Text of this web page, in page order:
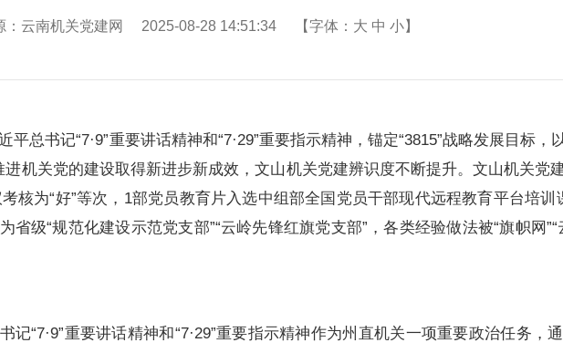
：云南机关党建网 2025-08-28 14:51:34 【字体： 大 中 小】
总书记“7·9”重要讲话精神和“7·29”重要指示精神，锚定“3815”战略发展目标
进机关党的建设取得新进步新成效，文山机关党建辨识度不断提升。文山机关党
核为“好”等次，1部党员教育片入选中组部全国党员干部现代远程教育平台培
级“规范化建设示范党支部”“云岭先锋红旗党支部”，各类经验做法被“旗帜网”“
记“7·9”重要讲话精神和“7·29”重要指示精神作为州直机关一项重要政治任务，